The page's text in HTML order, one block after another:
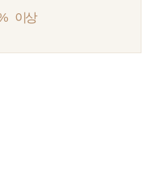
이상